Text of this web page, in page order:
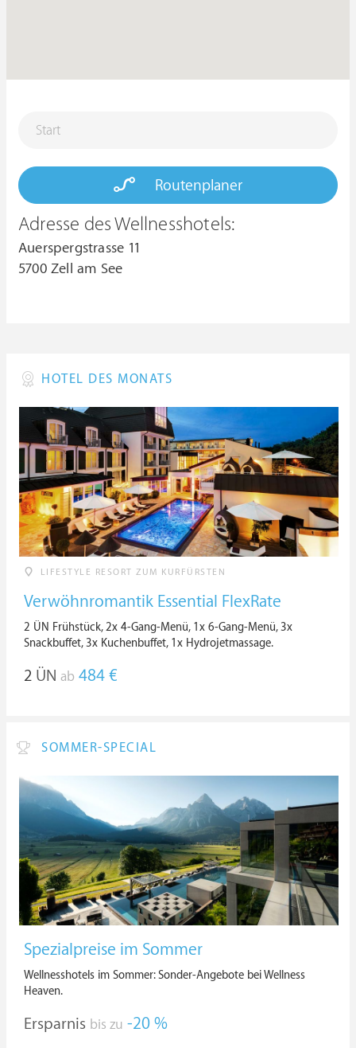
Routenplaner
Adresse des Wellnesshotels:
Auerspergstrasse 11
5700 Zell am See
HOTEL DES MONATS
LIFESTYLE RESORT ZUM KURFÜRSTEN
Verwöhnromantik Essential FlexRate
2 ÜN Frühstück, 2x 4-Gang-Menü, 1x 6-Gang-Menü, 3x
Snackbuffet, 3x Kuchenbuffet, 1x Hydrojetmassage.
2 ÜN ab 484 €
SOMMER-SPECIAL
Spezialpreise im Sommer
Wellnesshotels im Sommer: Sonder-Angebote bei Wellness
Heaven.
Ersparnis bis zu -20 %